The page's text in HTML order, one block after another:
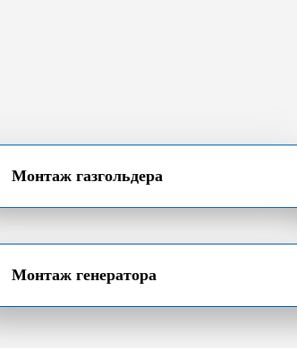
Монтаж газгольдера
Монтаж генератора